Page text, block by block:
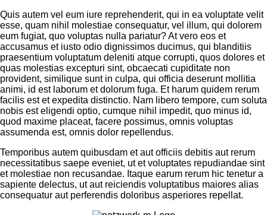
Quis autem vel eum iure reprehenderit, qui in ea voluptate velit
esse, quam nihil molestiae consequatur, vel illum, qui dolorem
eum fugiat, quo voluptas nulla pariatur? At vero eos et
accusamus et iusto odio dignissimos ducimus, qui blanditiis
praesentium voluptatum deleniti atque corrupti, quos dolores et
quas molestias excepturi sint, obcaecati cupiditate non
provident, similique sunt in culpa, qui officia deserunt mollitia
animi, id est laborum et dolorum fuga. Et harum quidem rerum
facilis est et expedita distinctio. Nam libero tempore, cum soluta
nobis est eligendi optio, cumque nihil impedit, quo minus id,
quod maxime placeat, facere possimus, omnis voluptas
assumenda est, omnis dolor repellendus.
Temporibus autem quibusdam et aut officiis debitis aut rerum
necessitatibus saepe eveniet, ut et voluptates repudiandae sint
et molestiae non recusandae. Itaque earum rerum hic tenetur a
sapiente delectus, ut aut reiciendis voluptatibus maiores alias
consequatur aut perferendis doloribus asperiores repellat.